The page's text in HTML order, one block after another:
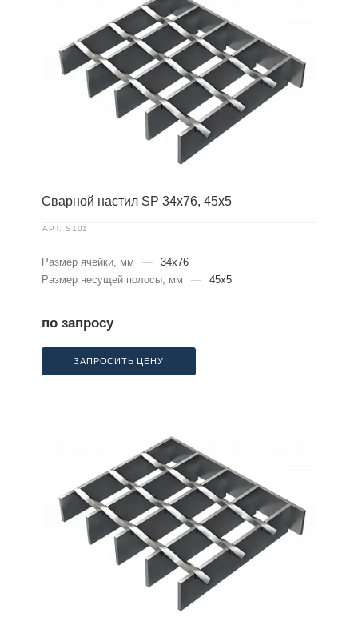
Сварной настил SP 34х76, 45х5
АРТ. S101
Размер ячейки, мм —
34x76
Размер несущей полосы, мм
— 45x5
по запросу
ЗАПРОСИТЬ ЦЕНУ